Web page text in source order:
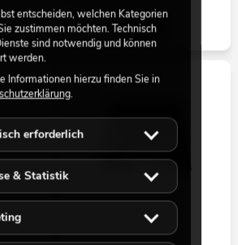
TCM FX Grundplatte XL
entscheiden, welchen Kategorien
zustimmen möchten. Technisch
sind notwendig und können
werden.
Informationen hierzu finden Sie in
.
erforderlich
& Statistik